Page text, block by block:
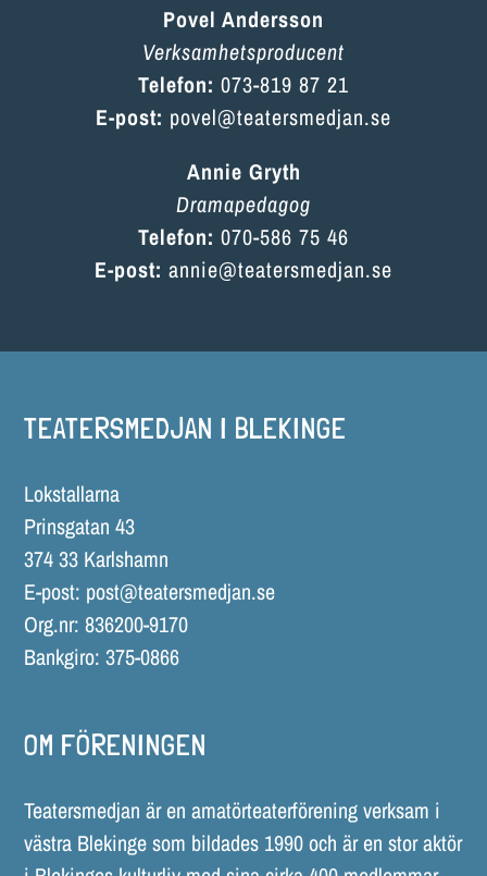
Povel Andersson
Verksamhetsproducent
Telefon: 073-819 87 21
E-post: povel@teatersmedjan.se
Annie Gryth
Dramapedagog
Telefon: 070-586 75 46
E-post: annie@teatersmedjan.se
TEATERSMEDJAN I BLEKINGE
Lokstallarna
Prinsgatan 43
374 33 Karlshamn
E-post: post@teatersmedjan.se
Org.nr: 836200-9170
Bankgiro: 375-0866
OM FÖRENINGEN
Teatersmedjan är en amatörteaterförening verksam i
västra Blekinge som bildades 1990 och är en stor aktör